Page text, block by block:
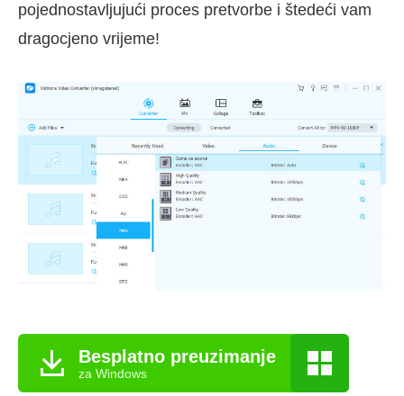
pojednostavljujući proces pretvorbe i štedeći vam
dragocjeno vrijeme!
Besplatno preuzimanje
za Windows